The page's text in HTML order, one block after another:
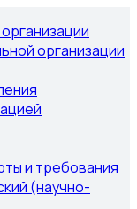
организации
и требования
(научно-